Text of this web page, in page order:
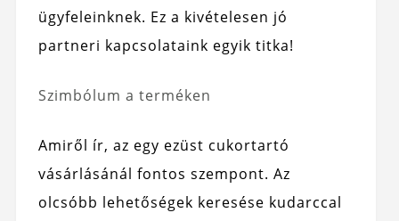
ügyfeleinknek. Ez a kivételesen jó
partneri kapcsolataink egyik titka!
Szimbólum a terméken
Amiről ír, az egy ezüst cukortartó
vásárlásánál fontos szempont. Az
olcsóbb lehetőségek keresése kudarccal